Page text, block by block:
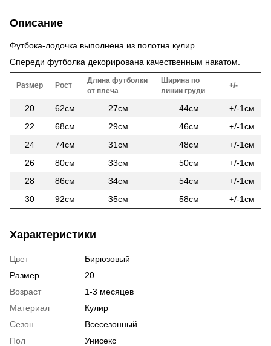
Описание
Футбока-лодочка выполнена из полотна кулир.
Спереди футболка декорирована качественным накатом.
Размер Рост
Длина футболки
от плеча
Ширина по
линии груди
+/-
20 62см 27см 44см
+/-1см
22
68см 29см 46см
+/-1см
24
74см 31см 48см
+/-1см
26
80см 33см 50см
+/-1см
28
86см 34см 54см
+/-1см
30
92см 35см 58см +/-1см
Характеристики
Цвет
Бирюзовый
Размер
20
Возраст
1-3 месяцев
Материал
Кулир
Сезон
Всесезонный
Пол
Унисекс